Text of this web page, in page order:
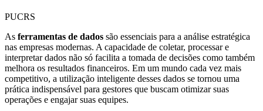
PUCRS
As ferramentas de dados são essenciais para a análise estratégica
nas empresas modernas. A capacidade de coletar, processar e
interpretar dados não só facilita a tomada de decisões como também
melhora os resultados financeiros. Em um mundo cada vez mais
competitivo, a utilização inteligente desses dados se tornou uma
prática indispensável para gestores que buscam otimizar suas
operações e engajar suas equipes.